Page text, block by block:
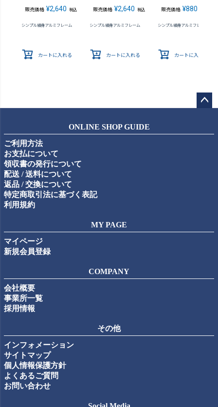
販売価格 ¥2,640 税込
シンプル細身アルミフレーム
カートに入れる
販売価格 ¥2,640 税込
シンプル細身アルミフレーム
カートに入れる
販売価格 ¥880
シンプル細身アルミフレーム
カートに入れる
ップ
ONLINE SHOP GUIDE
ご利用方法
お支払について
領収書の発行について
配送 / 送料について
返品 / 交換について
特定商取引法に基づく表記
利用規約
MY PAGE
マイページ
新規会員登録
COMPANY
会社概要
事業所一覧
採用情報
その他
インフォメーション
サイトマップ
個人情報保護方針
よくあるご質問
お問い合わせ